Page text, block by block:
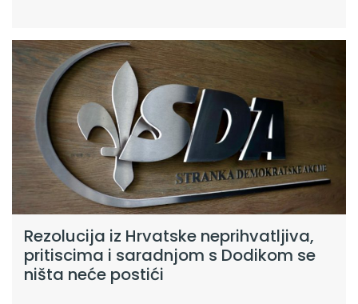
Rezolucija iz Hrvatske neprihvatljiva,
pritiscima i saradnjom s Dodikom se
ništa neće postići